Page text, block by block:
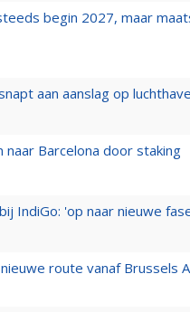
begin 2027, maar
aan aanslag op
Barcelona door staking
IndiGo: 'op naar nieuwe
route vanaf Brussels